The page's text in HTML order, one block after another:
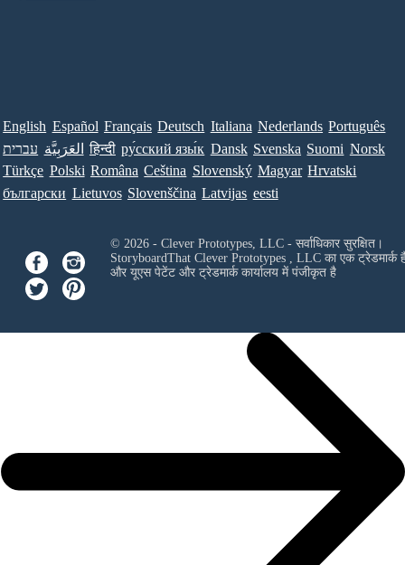
English Español Français Deutsch Italiana Nederlands Português
עברית العَرَبِيَّة हिन्दी ру́сский язы́к Dansk Svenska Suomi Norsk
Türkçe Polski Româna Ceština Slovenský Magyar Hrvatski
български Lietuvos Slovenščina Latvijas eesti
© 2026 - Clever Prototypes, LLC - सर्वाधिकार सुरक्षित।
StoryboardThat Clever Prototypes , LLCका एक ट्रेडमार्क
और यूएस पेटेंट और ट्रेडमार्क कार्यालय में पंजीकृत है